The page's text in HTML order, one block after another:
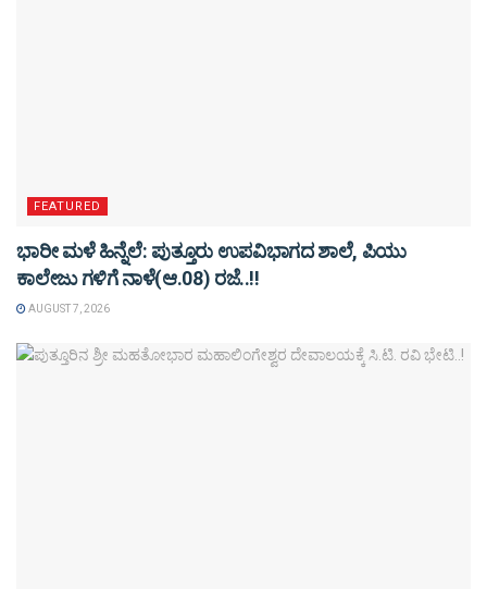
FEATURED
ಭಾರೀ ಮಳೆ ಹಿನ್ನೆಲೆ: ಪುತ್ತೂರು ಉಪವಿಭಾಗದ ಶಾಲೆ, ಪಿಯು
ಕಾಲೇಜು ಗಳಿಗೆ ನಾಳೆ(ಆ.08) ರಜೆ..!!
AUGUST 7, 2026